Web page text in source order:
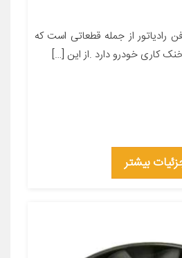
رادیاتور از جمله قطعاتی است که
کاری خودرو دارد .از این […]
بیشتر